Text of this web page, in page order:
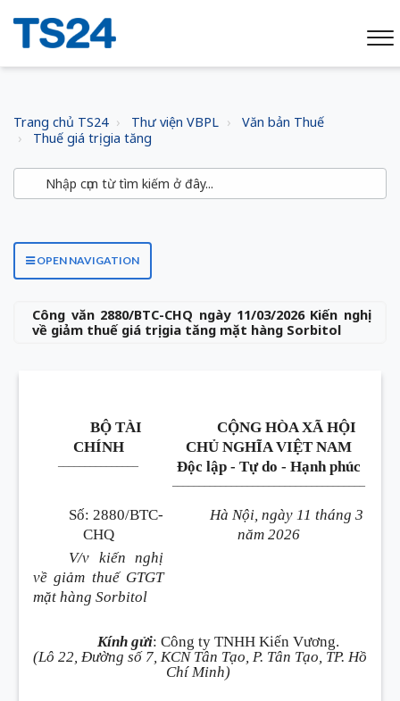
Trang chủ TS24 Thư viện VBPL
Văn bản Thuế
Thuế giá trị gia tăng
OPEN NAVIGATION
Công văn 2880/BTC-CHQ ngày 11/03/2026 Kiến nghị
về giảm thuế giá trị gia tăng mặt hàng Sorbitol
BỘ TÀI
CHÍNH
CỘNG HÒA XÃ HỘI
CHỦ NGHĨA VIỆT NAM
Độc lập - Tự do - Hạnh phúc
Số: 2880/BTC-
CHQ
V/v kiến nghị
về giảm thuế GTGT
mặt hàng Sorbitol
Hà Nội, ngày 11 tháng 3
năm 2026
Kính gửi: Công ty TNHH Kiến Vương.
(Lô 22, Đường số 7, KCN Tân Tạo, P. Tân Tạo, TP. Hồ
Chí Minh)